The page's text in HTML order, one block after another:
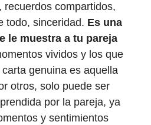
recuerdos compartidos,
todo, sinceridad. Es una
le muestra a tu pareja
vividos y los que
genuina es aquella
otros, solo puede ser
por la pareja, ya
y sentimientos